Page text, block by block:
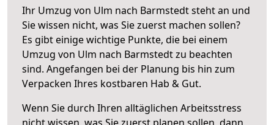
Ihr Umzug von Ulm nach Barmstedt steht an und
Sie wissen nicht, was Sie zuerst machen sollen?
Es gibt einige wichtige Punkte, die bei einem
Umzug von Ulm nach Barmstedt zu beachten
sind. Angefangen bei der Planung bis hin zum
Verpacken Ihres kostbaren Hab & Gut.
Wenn Sie durch Ihren alltäglichen Arbeitsstress